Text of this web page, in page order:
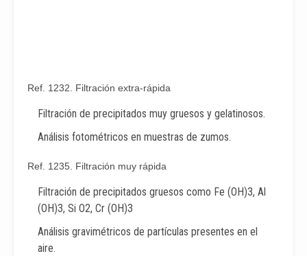
Ref. 1232. Filtración extra-rápida
Filtración de precipitados muy gruesos y gelatinosos.
Análisis fotométricos en muestras de zumos.
Ref. 1235. Filtración muy rápida
Filtración de precipitados gruesos como Fe (OH)3, Al
(OH)3, Si O2, Cr (OH)3
Análisis gravimétricos de partículas presentes en el
aire.